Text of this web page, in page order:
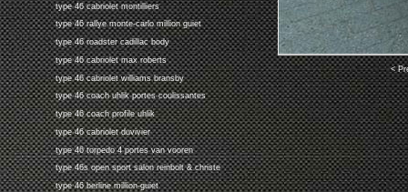
type 46 cabriolet montilliers
type 46 rallye monte-carlo million guiet
type 46 roadster cadillac body
type 46 cabriolet max roberts
type 46 cabriolet williams bransby
type 46 coach uhlik portes coulissantes
type 46 coach profile uhlik
type 46 cabriolet duvivier
type 46 torpedo 4 portes van vooren
type 46s open sport salon reinbolt & christe
type 46 berline million-guiet
<